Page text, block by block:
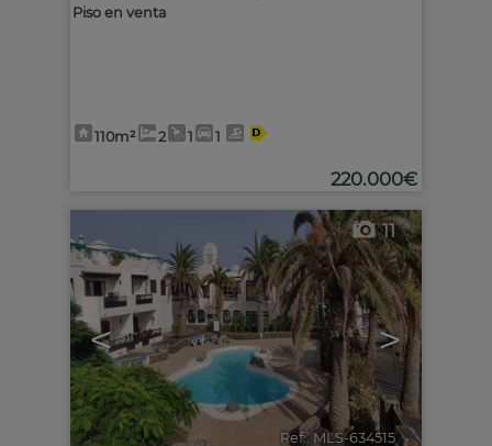
Piso en venta
110m² 2 1 1
220.000€
< >
11
Ref.. MLS-634515 🔗